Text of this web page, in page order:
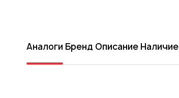
Аналоги Бренд Описание Наличие